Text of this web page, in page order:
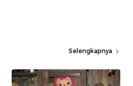
Selengkapnya